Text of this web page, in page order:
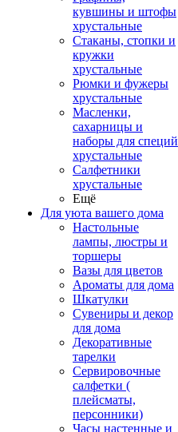
кувшины и штофы
хрустальные
Стаканы, стопки и
кружки
хрустальные
Рюмки и фужеры
хрустальные
Масленки,
сахарницы и
наборы для специй
хрустальные
Салфетники
хрустальные
Ещё
Для уюта вашего дома
Настольные
лампы, люстры и
торшеры
Вазы для цветов
Ароматы для дома
Шкатулки
Сувениры и декор
для дома
Декоративные
тарелки
Сервировочные
салфетки (
плейсматы,
персонники)
Часы настенные и